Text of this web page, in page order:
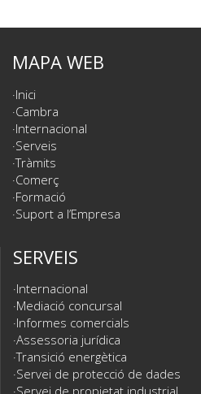
MAPA WEB
Inici
Cambra
Internacional
Serveis
Tràmits
Comerç
Formació
Suport a l’Empresa
SERVEIS
Internacional
Mediació concursal
Informes comercials
Assessoria jurídica
Transició energètica
Servei de protecció de dades
Servei de propietat industrial